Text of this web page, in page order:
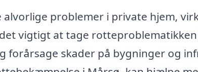
alvorlige problemer i private hjem,
vigtigt at tage
forårsage skader på bygninger og